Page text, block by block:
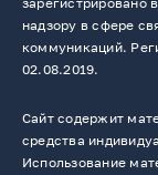
надзору в сфере
коммуникаций.
02.08.2019.
Сайт содержит
средства
Использование